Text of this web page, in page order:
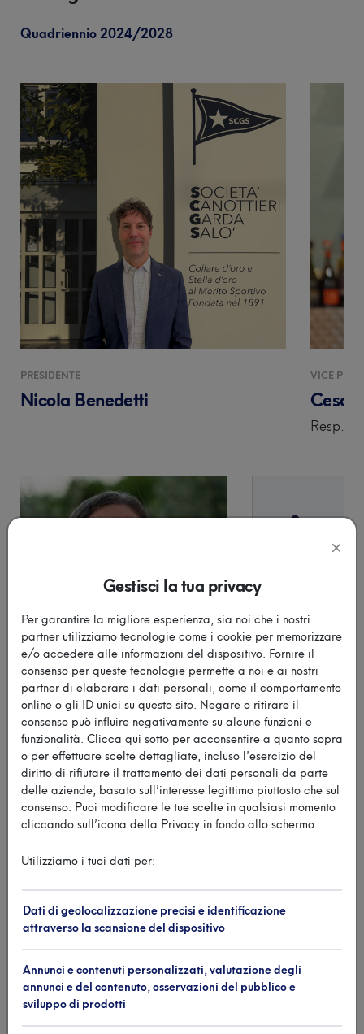
Quadriennio 2024/2028
PRESIDENTE
Nicola Benedetti
VICE
Resp.
CONSIGLIERE
Andrea Bartolozzi
Resp. Polo Sportivo
CONSIGLIERE
Alessio Cappa
Resp. Triathlon
Iscriviti alla nostra newsletter e
rimani sempre aggiornato
Iscriviti
Palestra
Ristoranti
e
Bar
18-20
settembre
Salodiana
4 ottobre
2026
XXVII
MEETING
CITTÀ DI
Gestisci la tua privacy
Per garantire la migliore esperienza, sia noi che i nostri
partner utilizziamo tecnologie come i cookie per memorizzare
e/o accedere alle informazioni del dispositivo. Fornire il
consenso per queste tecnologie permette a noi e ai nostri
partner di elaborare i dati personali, come il comportamento
online o gli ID unici su questo sito. Negare o ritirare il
consenso può influire negativamente su alcune funzioni e
funzionalità. Clicca qui sotto per acconsentire a quanto sopra
o per effettuare scelte dettagliate, incluso l’esercizio del
diritto di rifiutare il trattamento dei dati personali da parte
delle aziende, basato sull’interesse legittimo piuttosto che sul
consenso. Puoi modificare le tue scelte in qualsiasi momento
cliccando sull’icona della Privacy in fondo allo schermo.
Utilizziamo i tuoi dati per:
Dati di geolocalizzazione precisi e identificazione
attraverso la scansione del dispositivo
Annunci e contenuti personalizzati, valutazione degli
annunci e del contenuto, osservazioni del pubblico e
sviluppo di prodotti